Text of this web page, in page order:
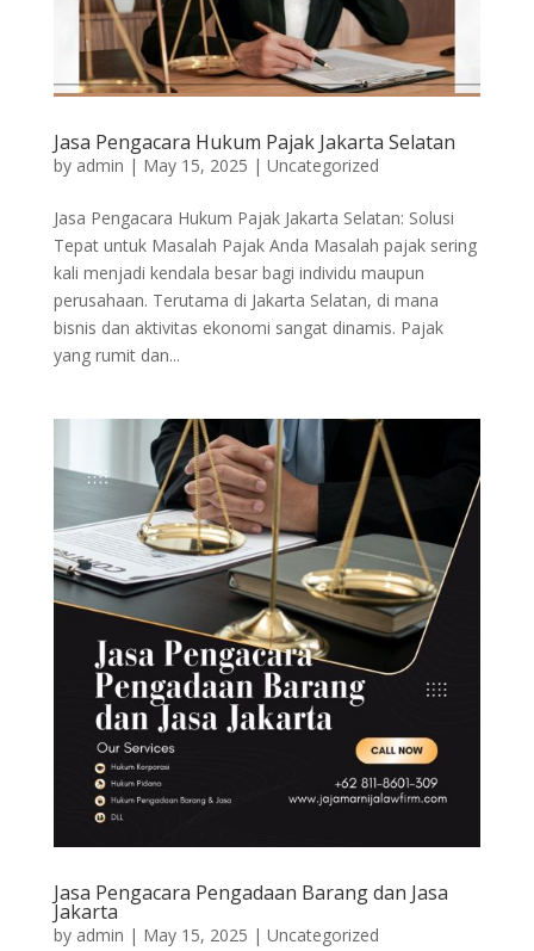
Jasa Pengacara Hukum Pajak Jakarta Selatan
by admin | May 15, 2025 | Uncategorized
Jasa Pengacara Hukum Pajak Jakarta Selatan: Solusi
Tepat untuk Masalah Pajak Anda Masalah pajak sering
kali menjadi kendala besar bagi individu maupun
perusahaan. Terutama di Jakarta Selatan, di mana
bisnis dan aktivitas ekonomi sangat dinamis. Pajak
yang rumit dan...
Jasa Pengacara Pengadaan Barang dan Jasa
Jakarta
by admin | May 15, 2025 | Uncategorized